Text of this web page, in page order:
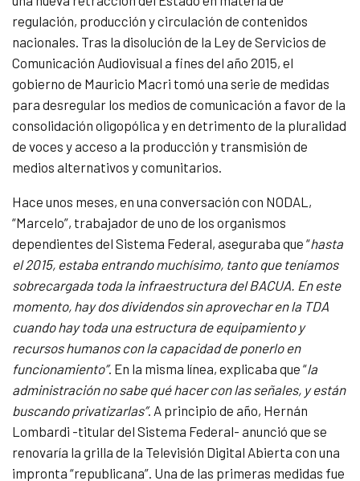
regulación, producción y circulación de contenidos
nacionales. Tras la disolución de la Ley de Servicios de
Comunicación Audiovisual a fines del año 2015, el
gobierno de Mauricio Macri tomó una serie de medidas
para desregular los medios de comunicación a favor de la
consolidación oligopólica y en detrimento de la pluralidad
de voces y acceso a la producción y transmisión de
medios alternativos y comunitarios.
Hace unos meses, en una conversación con NODAL,
“Marcelo”, trabajador de uno de los organismos
dependientes del Sistema Federal, aseguraba que “hasta
el 2015, estaba entrando muchísimo, tanto que teníamos
sobrecargada toda la infraestructura del BACUA. En este
momento, hay dos dividendos sin aprovechar en la TDA
cuando hay toda una estructura de equipamiento y
recursos humanos con la capacidad de ponerlo en
funcionamiento”. En la misma línea, explicaba que “la
administración no sabe qué hacer con las señales, y están
buscando privatizarlas”. A principio de año, Hernán
Lombardi -titular del Sistema Federal- anunció que se
renovaría la grilla de la Televisión Digital Abierta con una
impronta “republicana”. Una de las primeras medidas fue